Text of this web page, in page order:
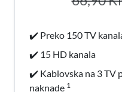
✔️ Preko 150 TV
✔️ 15 HD kanala
✔️ Kablovska na 3 TV
naknade 1